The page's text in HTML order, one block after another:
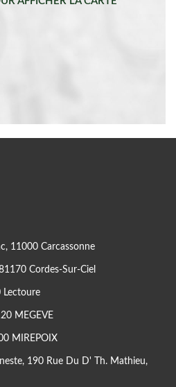
11000 Carcassonne
Cordes-Sur-Ciel
Lectoure
MEGEVE
MIREPOIX
190 Rue Du D' Th. Mathieu,